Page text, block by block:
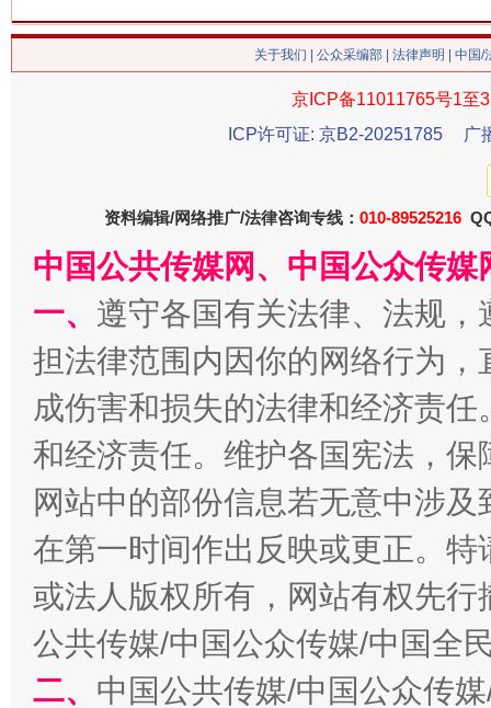
习近平的博鳌关键词
“刷贴”乱象丛生
生
关于我们 公众采编部 法律声明 | 中国
京ICP备11011765号1至
ICP许可证: 京B2-20251785
广
资料编辑/网络推广/法律咨询专线： 010-89525216
中国公共传媒网、中国公众传
一、 遵守各国有关法律、法规
担法律范围内因你的网络行为
成伤害和损失的法律和经济责
和经济责任。维护各国宪法，
网站中的部份信息若无意中涉
在第一时间作出反映或更正。
或法人版权所有，网站有权先
公共传媒/中国公众传媒/中国全
二、 中国公共传媒/中国公众传